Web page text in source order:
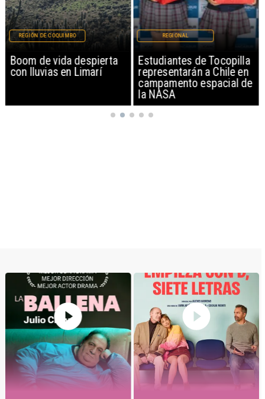
Boom de vida despierta
con lluvias en Limarí
REGIÓN DE COQUIMBO
Estudiantes de Tocopilla
representarán a Chile en
campamento espacial de
la NASA
REGIONAL